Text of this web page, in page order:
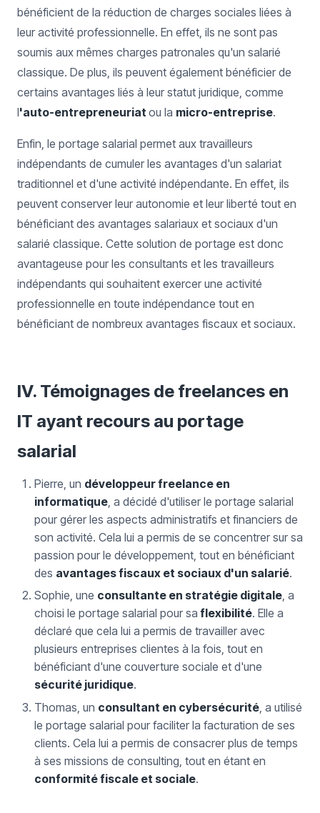
bénéficient de la réduction de charges sociales liées à
leur activité professionnelle. En effet, ils ne sont pas
soumis aux mêmes charges patronales qu'un salarié
classique. De plus, ils peuvent également bénéficier de
certains avantages liés à leur statut juridique, comme
l'auto-entrepreneuriat ou la micro-entreprise.
Enfin, le portage salarial permet aux travailleurs
indépendants de cumuler les avantages d'un salariat
traditionnel et d'une activité indépendante. En effet, ils
peuvent conserver leur autonomie et leur liberté tout en
bénéficiant des avantages salariaux et sociaux d'un
salarié classique. Cette solution de portage est donc
avantageuse pour les consultants et les travailleurs
indépendants qui souhaitent exercer une activité
professionnelle en toute indépendance tout en
bénéficiant de nombreux avantages fiscaux et sociaux.
IV. Témoignages de freelances en
IT ayant recours au portage
salarial
Pierre, un développeur freelance en
informatique, a décidé d'utiliser le portage salarial
pour gérer les aspects administratifs et financiers de
son activité. Cela lui a permis de se concentrer sur sa
passion pour le développement, tout en bénéficiant
des avantages fiscaux et sociaux d'un salarié.
Sophie, une consultante en stratégie digitale, a
choisi le portage salarial pour sa flexibilité. Elle a
déclaré que cela lui a permis de travailler avec
plusieurs entreprises clientes à la fois, tout en
bénéficiant d'une couverture sociale et d'une
sécurité juridique.
Thomas, un consultant en cybersécurité , a utilisé
le portage salarial pour faciliter la facturation de ses
clients. Cela lui a permis de consacrer plus de temps
à ses missions de consulting, tout en étant en
conformité fiscale et sociale.